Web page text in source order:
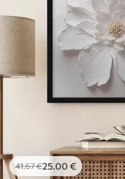
41.67€25.00 €